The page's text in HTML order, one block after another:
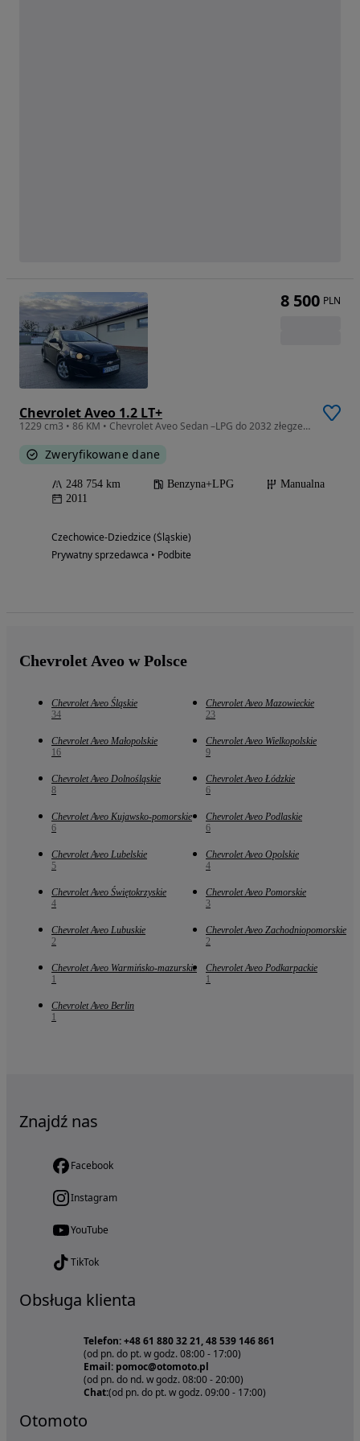
Chevrolet Aveo 1.2 LT+
1229 cm3 • 86 KM • Chevrolet Aveo Sedan –LPG do 2032 złegzemplarz z klimatyzacją
Zweryfikowane dane
248 754 km Benzyna+LPG
Manualna
2011
Czechowice-Dziedzice (Śląskie)
Prywatny sprzedawca • Podbite
8 500 PLN
Chevrolet Aveo w Polsce
Chevrolet Aveo Śląskie
34
Chevrolet Aveo Mazowieckie
23
Chevrolet Aveo Małopolskie
16
Chevrolet Aveo Wielkopolskie
9
Chevrolet Aveo Dolnośląskie
8
Chevrolet Aveo Łódzkie
6
Chevrolet Aveo Kujawsko-pomorskie
6
Chevrolet Aveo Podlaskie
6
Chevrolet Aveo Lubelskie
5
Chevrolet Aveo Opolskie
4
Chevrolet Aveo Świętokrzyskie
4
Chevrolet Aveo Pomorskie
3
Chevrolet Aveo Lubuskie
2
Chevrolet Aveo Zachodniopomorskie
2
Chevrolet Aveo Warmińsko-mazurskie
1
Chevrolet Aveo Podkarpackie
1
Chevrolet Aveo Berlin
1
Znajdź nas
Facebook
Instagram
YouTube
TikTok
Obsługa klienta
Telefon: +48 61 880 32 21, 48 539 146 861
(od pn. do pt. w godz. 08:00 - 17:00)
Email: pomoc@otomoto.pl
(od pn. do nd. w godz. 08:00 - 20:00)
Chat:(od pn. do pt. w godz. 09:00 - 17:00)
Otomoto